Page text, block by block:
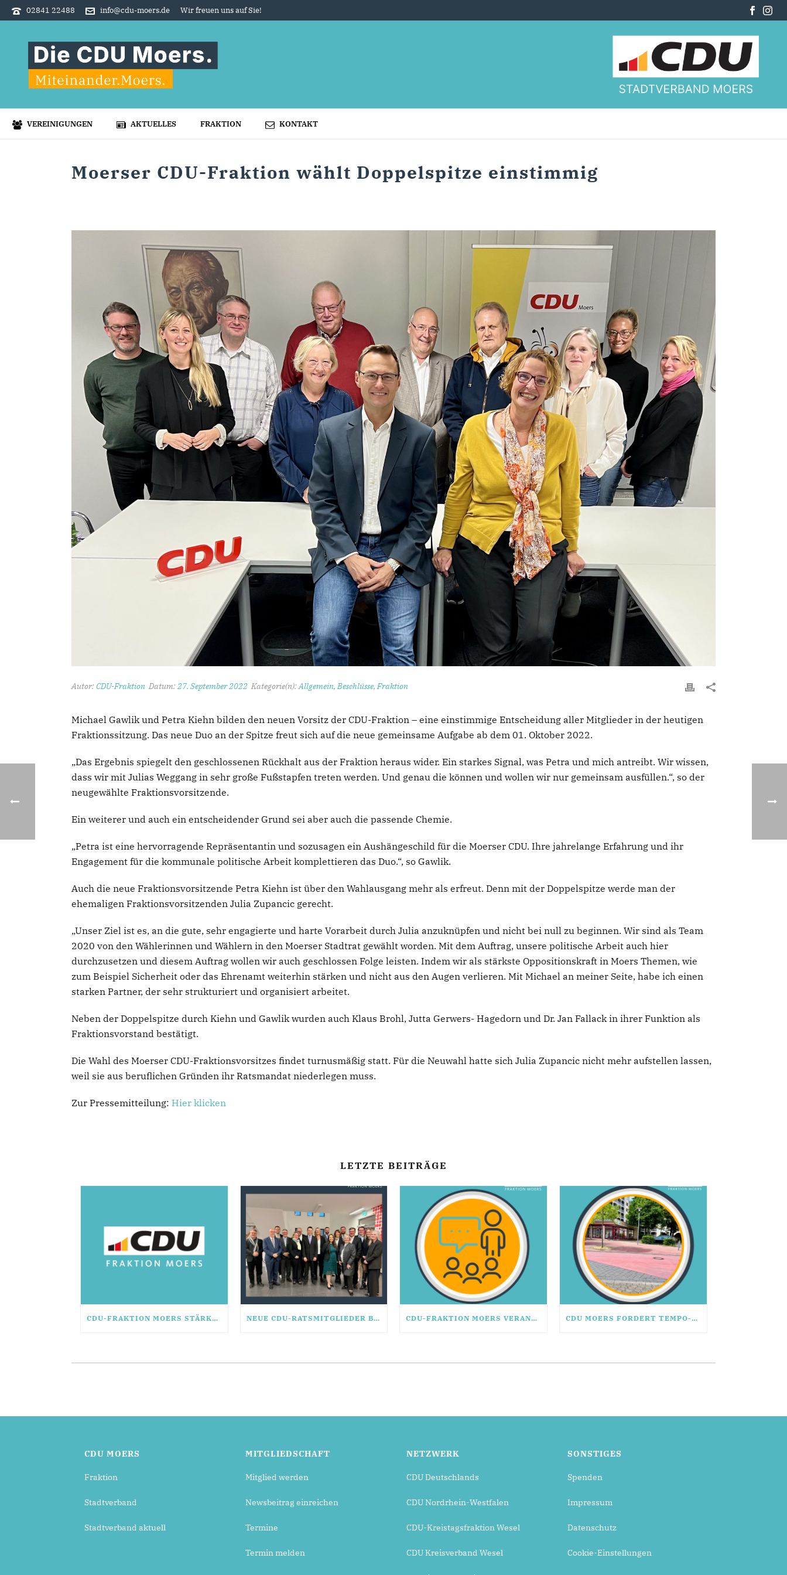
02841 22488 info@cdu-moers.de Wir freuen uns auf Sie!
VEREINIGUNGEN AKTUELLES FRAKTION KONTAKT
Moerser CDU-Fraktion wählt Doppelspitze einstimmig
Autor:CDU-Fraktion Datum:27. September 2022 Kategorie(n):Allgemein,Beschlüsse,Fraktion
Michael Gawlik und Petra Kiehn bilden den neuen Vorsitz der CDU-Fraktion – eine einstimmige Entscheidung aller Mitglieder in der heutigen
Fraktionssitzung. Das neue Duo an der Spitze freut sich auf die neue gemeinsame Aufgabe ab dem 01. Oktober 2022.
„Das Ergebnis spiegelt den geschlossenen Rückhalt aus der Fraktion heraus wider. Ein starkes Signal, was Petra und mich antreibt. Wir wissen,
dass wir mit Julias Weggang in sehr große Fußstapfen treten werden. Und genau die können und wollen wir nur gemeinsam ausfüllen.“, so der
neugewählte Fraktionsvorsitzende.
Ein weiterer und auch ein entscheidender Grund sei aber auch die passende Chemie.
„Petra ist eine hervorragende Repräsentantin und sozusagen ein Aushängeschild für die Moerser CDU. Ihre jahrelange Erfahrung und ihr
Engagement für die kommunale politische Arbeit komplettieren das Duo.“, so Gawlik.
Auch die neue Fraktionsvorsitzende Petra Kiehn ist über den Wahlausgang mehr als erfreut. Denn mit der Doppelspitze werde man der
ehemaligen Fraktionsvorsitzenden Julia Zupancic gerecht.
„Unser Ziel ist es, an die gute, sehr engagierte und harte Vorarbeit durch Julia anzuknüpfen und nicht bei null zu beginnen. Wir sind als Team
2020 von den Wählerinnen und Wählern in den Moerser Stadtrat gewählt worden. Mit dem Auftrag, unsere politische Arbeit auch hier
durchzusetzen und diesem Auftrag wollen wir auch geschlossen Folge leisten. Indem wir als stärkste Oppositionskraft in Moers Themen, wie
zum Beispiel Sicherheit oder das Ehrenamt weiterhin stärken und nicht aus den Augen verlieren. Mit Michael an meiner Seite, habe ich einen
starken Partner, der sehr strukturiert und organisiert arbeitet.
Neben der Doppelspitze durch Kiehn und Gawlik wurden auch Klaus Brohl, Jutta Gerwers- Hagedorn und Dr. Jan Fallack in ihrer Funktion als
Fraktionsvorstand bestätigt.
Die Wahl des Moerser CDU-Fraktionsvorsitzes findet turnusmäßig statt. Für die Neuwahl hatte sich Julia Zupancic nicht mehr aufstellen lassen,
weil sie aus beruflichen Gründen ihr Ratsmandat niederlegen muss.
Zur Pressemitteilung: Hier klicken
LETZTE BEITRÄGE
CDU-FRAKTION MOERS STÄRKT RATSMITGLIEDER MIT SEMINAR „FIT FÜR DAS MANDAT“ NEUE CDU-RATSMITGLIEDER BEREITEN SICH GESCHLOSSEN AUF KÜNFTIGE WAHLPERIODE VOR CDU-FRAKTION MOERS VERANSTALTET EXKLUSIVES RHETORIK-SEMINAR CDU MOERS FORDERT TEMPO-BREMSE VOR KINDEREINRICHTUNG
CDU MOERS
Fraktion
Stadtverband
Stadtverband aktuell
MITGLIEDSCHAFT
Mitglied werden
Newsbeitrag einreichen
Termine
Termin melden
NETZWERK
CDU Deutschlands
CDU Nordrhein-Westfalen
CDU-Kreistagsfraktion Wesel
CDU Kreisverband Wesel
SONSTIGES
Spenden
Impressum
Datenschutz
Cookie-Einstellungen